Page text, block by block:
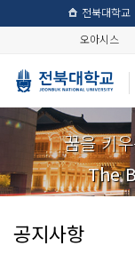
전북대학교
오아시스
꿈을 키
The
공지사항